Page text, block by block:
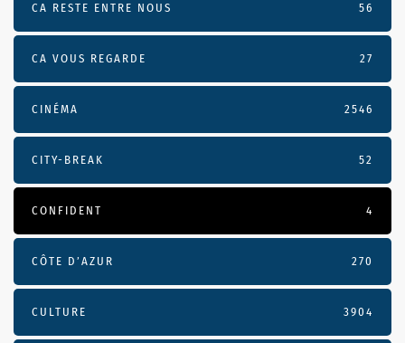
CA RESTE ENTRE NOUS 56
CA VOUS REGARDE 27
CINÉMA 2546
CITY-BREAK 52
CONFIDENT 4
CÔTE D’AZUR 270
CULTURE 3904